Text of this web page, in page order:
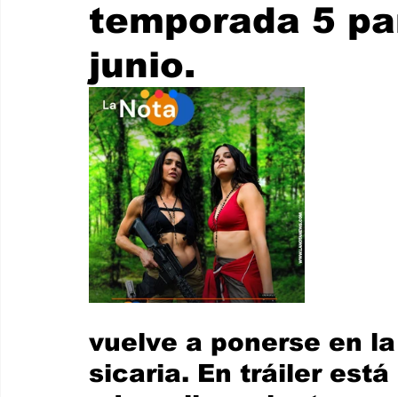
Super Bowl 2026 Copa Mundial
Cine y Plataformas Digitales Dra. Acosta Then
temporada 5
junio.
vuelve a ponerse en
sicaria. En tráiler está